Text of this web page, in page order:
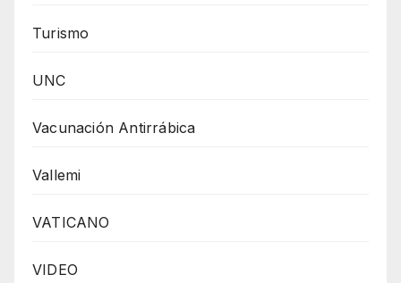
Turismo
UNC
Vacunación Antirrábica
Vallemi
VATICANO
VIDEO